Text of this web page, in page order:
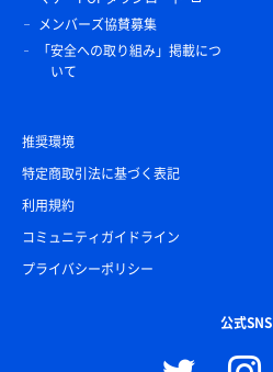
メンバーズ協賛募集
「安全への取り組み」掲載につ
いて
推奨環境
特定商取引法に基づく表記
利用規約
コミュニティガイドライン
プライバシーポリシー
公式SNS